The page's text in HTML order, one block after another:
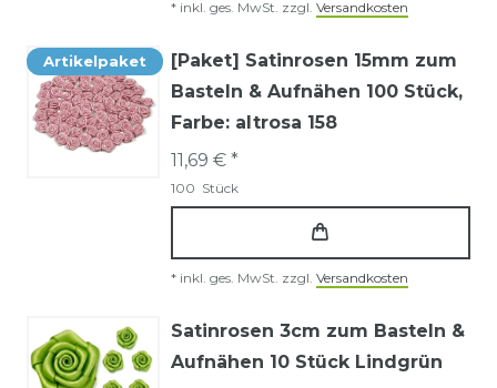
* inkl. ges. MwSt. zzgl. Versandkosten
Artikelpaket
[Paket] Satinrosen 15mm zum
Basteln & Aufnähen 100 Stück,
Farbe: altrosa 158
11,69 € *
100 Stück
* inkl. ges. MwSt. zzgl. Versandkosten
Satinrosen 3cm zum Basteln &
Aufnähen 10 Stück Lindgrün